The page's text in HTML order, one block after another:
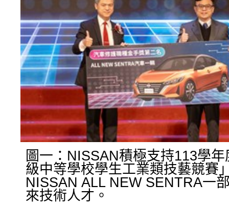
圖一：NISSAN積極支持113學
級中等學校學生工業類技藝競賽
NISSAN ALL NEW SENTRA一
來技術人才。